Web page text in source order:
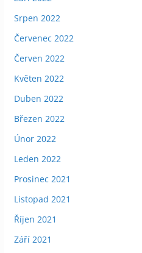
Srpen 2022
Červenec 2022
Červen 2022
Květen 2022
Duben 2022
Březen 2022
Únor 2022
Leden 2022
Prosinec 2021
Listopad 2021
Říjen 2021
Září 2021